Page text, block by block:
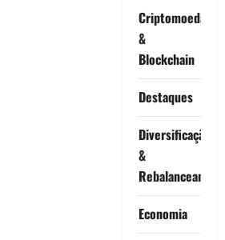
Criptomoedas
&
Blockchain
Destaques
Diversificação
&
Economia